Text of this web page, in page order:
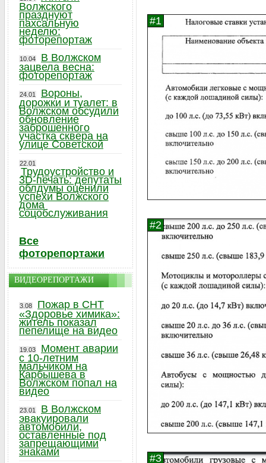
Волжского
празднуют
пахсальную
неделю:
фоторепортаж
10.04
В Волжском
зацвела весна:
фоторепортаж
24.01
Вороны,
дорожки и туалет: в
Волжском обсудили
обновление
заброшенного
участка сквера на
улице Советской
22.01
Трудоустройство и
3D-печать: депутаты
облдумы оценили
успехи Волжского
дома
соцобслуживания
Все
фоторепортажи
ВИДЕОРЕПОРТАЖИ
3.08
Пожар в СНТ
«Здоровье химика»:
житель показал
пепелище на видео
19.03
Момент аварии
с 10-летним
мальчиком на
Карбышева в
Волжском попал на
видео
23.01
В Волжском
эвакуировали
автомобили,
оставленные под
запрещающими
знаками